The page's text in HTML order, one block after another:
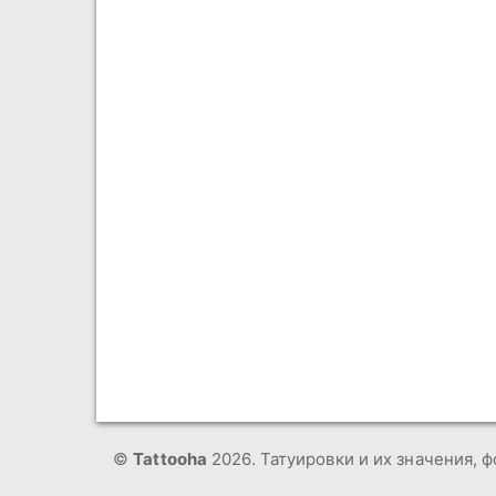
©Tattooha 2026. Татуировки и их значения,